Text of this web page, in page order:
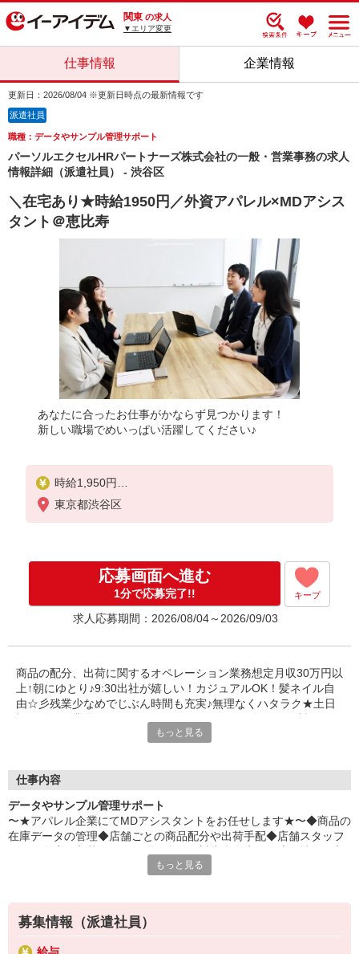
関東 の求人
▼エリア変更
仕事情報 企業情報
更新日：2026/08/04 ※更新日時点の最新情報です
派遣社員
職種：データやサンプル管理サポート
パーソルエクセルHRパートナーズ株式会社の一般・営業事務の求人
情報詳細（派遣社員） - 渋谷区
＼在宅あり★時給1950円／外資アパレル×MDアシス
タント＠恵比寿
あなたに合ったお仕事がかならず見つかります！
新しい職場でめいっぱい活躍してください♪
時給1,950円
※当社規定あり
東京都渋谷区
応募画面へ進む
1分で応募完了!! キープ
求人応募期間：2026/08/04～2026/09/03
商品の配分、出荷に関するオペレーション業務想定月収30万円以
上↑朝にゆとり♪9:30出社が嬉しい！カジュアルOK！髪ネイル自
由☆彡残業少なめでじぶん時間も充実♪無理なくハタラク★土日
「応募するか悩む…」
そんな方も安心してご応募ください。
しっかりお話を聞いて頂いてから
選考に進むかどうか考えていただけます◎
▼下記に当てはまる方、ぜひ一度ご連絡ください▼
・残業が少ない仕事に転職したい
・結婚を機に働き方を変えたい
・出産後も働ける仕事に就きたい
・資格を活かして働きたい
もっと見る
仕事内容
データやサンプル管理サポート
〜★アパレル企業にてMDアシスタントをお任せします★〜◆商品の
在庫データの管理◆店舗ごとの商品配分や出荷手配◆店舗スタッフ
荷スケジュール調整◆売上データや在庫リストの作成・更新
もっと見る
募集情報（派遣社員）